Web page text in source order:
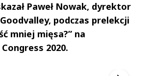
Paweł Nowak, dyrektor
podczas prelekcji
mniej mięsa?” na
2020.